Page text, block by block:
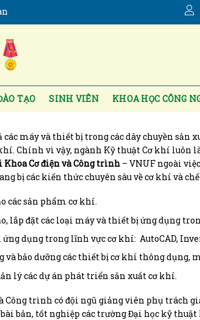
TẠO SINH VIÊN KHOA HỌC CÔNG
các máy và thiết bị trong các dây chuyền sản
Chính vì vậy, ngành Kỹ thuật Cơ khí luôn
Cơ điện và Công trình – VNUF ngoài
bị các kiến thức chuyên sâu về cơ khí và
các sản phẩm cơ khí.
lắp đặt các loại máy và thiết bị ứng dụng
ứng dụng trong lĩnh vực cơ khí: AutoCAD,
và bảo dưỡng các thiết bị cơ khí thông dụng,
lý các dự án phát triển sản xuất cơ khí.
Công trình có đội ngũ giảng viên phụ trách
bài bản, tốt nghiệp các trường Đại học kỹ